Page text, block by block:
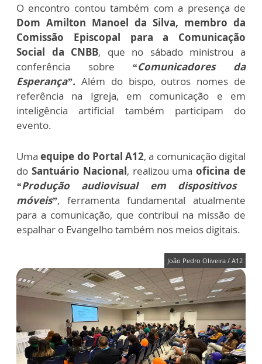
O encontro contou também com a presença de
Dom Amilton Manoel da Silva, membro da
Comissão Episcopal para a Comunicação
Social da CNBB, que no sábado ministrou a
conferência sobre “Comunicadores da
Esperança”. Além do bispo, outros nomes de
referência na Igreja, em comunicação e em
inteligência artificial também participam do
evento.
Umaequipe do Portal A12, a comunicação digital
do Santuário Nacional, realizou umaoficina de
“Produção audiovisual em dispositivos
móveis”, ferramenta fundamental atualmente
para a comunicação, que contribui na missão de
espalhar o Evangelho também nos meios digitais.
João Pedro Oliveira / A12